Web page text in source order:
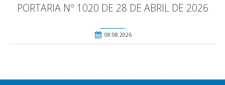
PORTARIA Nº 1020 DE 28 DE ABRIL DE 2026
08.08.2026